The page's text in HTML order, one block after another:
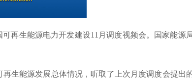
可再生能源电力开发建设11月调度视频会。国家能源
再生能源发展总体情况，听取了上次月度调度会提出